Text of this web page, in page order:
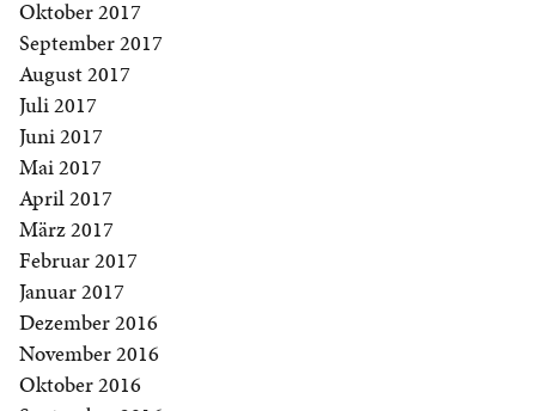
Oktober 2017
September 2017
August 2017
Juli 2017
Juni 2017
Mai 2017
April 2017
März 2017
Februar 2017
Januar 2017
Dezember 2016
November 2016
Oktober 2016